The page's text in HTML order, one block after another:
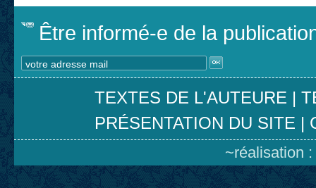
Être informé-e de la
TEXTES DE L'AUTEURE |
PRÉSENTATION DU SITE |
~réalisation